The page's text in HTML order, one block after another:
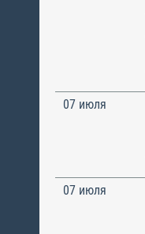
07 июля
07 июля